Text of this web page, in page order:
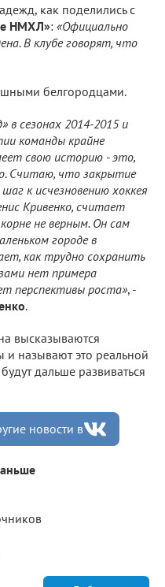
как поделились с
НМХЛ»: «Официально
В клубе говорят, что
белгородцами.
в сезонах 2014-2015 и
команды крайне
свою историю - это,
Считаю, что закрытие
к исчезновению хоккея
Кривенко, считает
не верным. Он сам
городе в
как трудно сохранить
нет примера
перспективы роста», -
.
высказываются
и называют это реальной
дальше развиваться
новости в